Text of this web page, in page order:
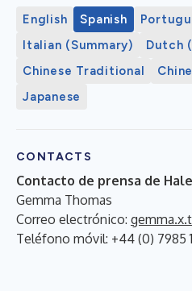
English Spanish
Italian (Summary)
Dutch
Chinese Traditional
Japanese
CONTACTS
Contacto de prensa de
Gemma Thomas
Correo electrónico:
Teléfono móvil: +44 (0) 7985